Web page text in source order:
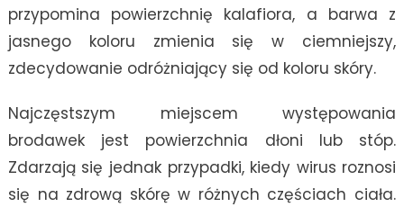
przypomina powierzchnię kalafiora, a barwa z
jasnego koloru zmienia się w ciemniejszy,
zdecydowanie odróżniający się od koloru skóry.
Najczęstszym miejscem występowania
brodawek jest powierzchnia dłoni lub stóp.
Zdarzają się jednak przypadki, kiedy wirus roznosi
się na zdrową skórę w różnych częściach ciała.